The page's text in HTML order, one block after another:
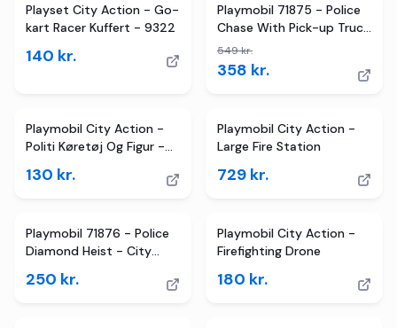
Playset City Action - Go-
kart Racer Kuffert - 9322
140 kr.
TILBUD
2butikker
Playmobil 71875 - Police
Chase With Pick-up Truck
- City Action
549kr.
358 kr.
Playmobil City Action -
Politi Køretøj Og Figur -
130 kr.
Playmobil City Action -
Large Fire Station
729 kr.
Playmobil 71876 - Police
Diamond Heist - City
250 kr.
Playmobil City Action -
Firefighting Drone
180 kr.